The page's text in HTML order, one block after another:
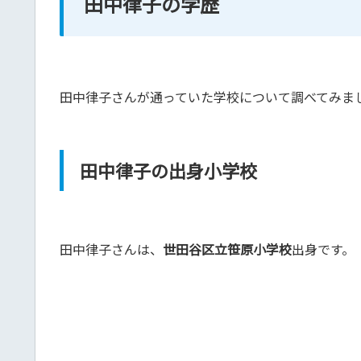
田中律子さんが通っていた学校について調べてみま
田中律子の出身小学校
田中律子さんは、 世田谷区立笹原小学校出身です。